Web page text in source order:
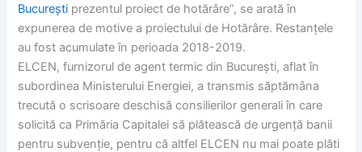
București prezentul proiect de hotărâre”, se arată în
expunerea de motive a proiectului de Hotărâre. Restanțele
au fost acumulate în perioada 2018-2019.
ELCEN, furnizorul de agent termic din București, aflat în
subordinea Ministerului Energiei, a transmis săptămâna
trecută o scrisoare deschisă consilierilor generali în care
solicită ca Primăria Capitalei să plătească de urgență banii
pentru subvenție, pentru că altfel ELCEN nu mai poate plăti